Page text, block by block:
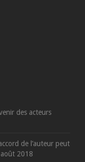
des acteurs
de l’auteur peut
2018